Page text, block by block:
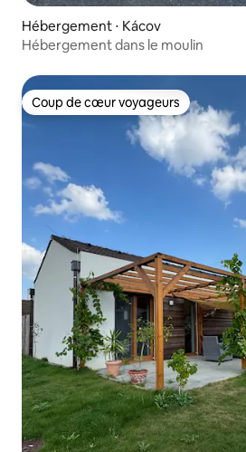
Hébergement ⋅ Kácov
Hébergement dans le moulin
Coup de cœur voyageurs
Coup de cœur voyageurs